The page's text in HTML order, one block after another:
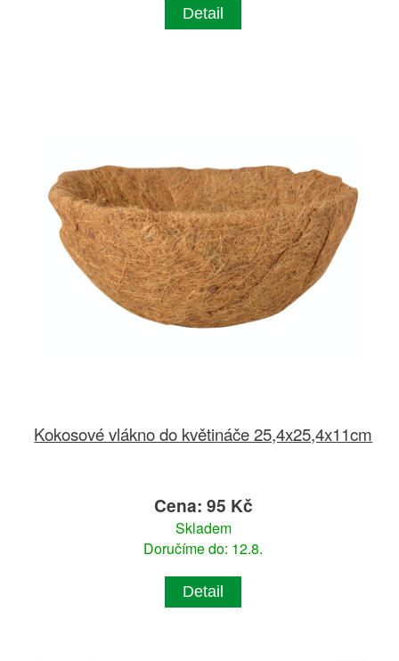
Detail
Kokosové vlákno do květináče 25,4x25,4x11cm
Cena: 95 Kč
Skladem
Doručíme do: 12.8.
Detail